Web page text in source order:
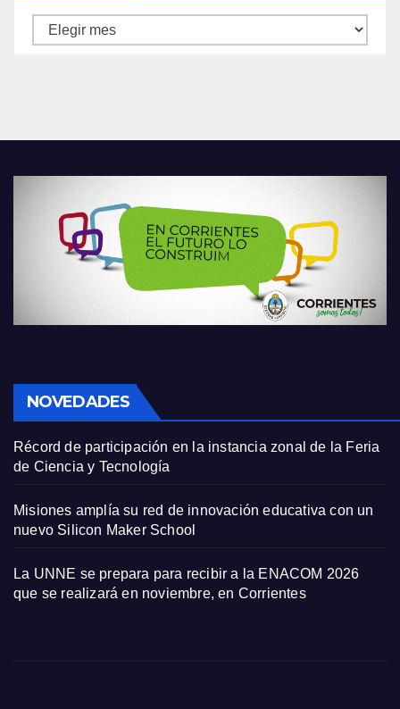
Archivos
NOVEDADES
Récord de participación en la instancia zonal de la Feria
de Ciencia y Tecnología
Misiones amplía su red de innovación educativa con un
nuevo Silicon Maker School
La UNNE se prepara para recibir a la ENACOM 2026
que se realizará en noviembre, en Corrientes